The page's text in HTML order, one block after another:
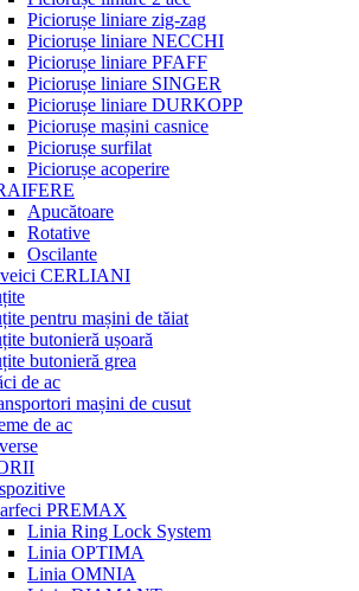
Piciorușe liniare zig-zag
Piciorușe liniare NECCHI
Piciorușe liniare PFAFF
Piciorușe liniare SINGER
Piciorușe liniare DURKOPP
Piciorușe mașini casnice
Piciorușe surfilat
Piciorușe acoperire
Apucătoare
Rotative
Oscilante
CERLIANI
pentru mașini de tăiat
butonieră ușoară
butonieră grea
de ac
mașini de cusut
de ac
PREMAX
Linia Ring Lock System
Linia OPTIMA
Linia OMNIA